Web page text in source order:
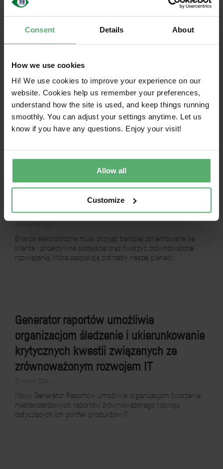
Consent Details About
How we use cookies
Hi! We use cookies to improve your experience on our
website. Cookies help us remember your preferences,
understand how the site is used, and keep things running
smoothly. You can adjust your settings anytime. Let us
know if you have any questions. Enjoy your visit!
Allow all
Customize
Przyszłość elektroniki o obiegu
ujawnia kluczowe spostrzeżenia do 2035
r.
15 kwietnia 2024 r.
Branża elektroniczna musi przyjąć bardziej zorientowane na
klienta i proaktywne podejście oraz tworzyć zrównoważone
rozwiązania, które zaspokoją potrzeby naszej planety.
Generator raportów umożliwia
organizacjom śledzenie i ukierunkowanie
krytycznych kwestii związanych ze
zrównoważonym rozwojem IT
21 marca 2024 r.
Nowy Generator Raportów umożliwia organizacjom tworzenie
niestandardowych raportów zrównoważonego rozwoju
dotyczących ich portfeli produktów IT.